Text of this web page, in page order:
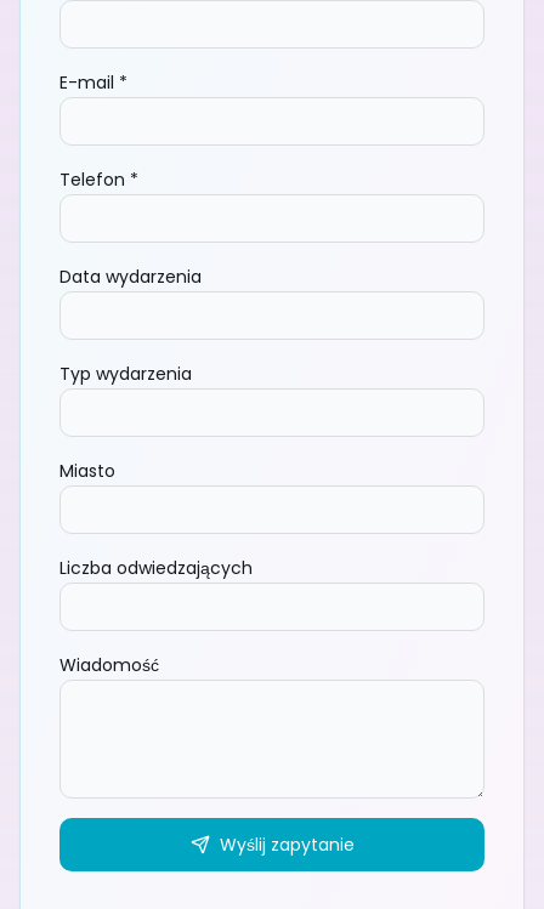
E-mail *
Telefon *
Data wydarzenia
Typ wydarzenia
Miasto
Liczba odwiedzających
Wiadomość
Wyślij zapytanie